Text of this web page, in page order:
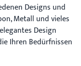
Designs und
Metall und vieles
Design
Ihren Bedürfnissen